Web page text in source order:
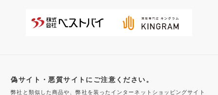
偽サイト・悪質サイトにご注意ください。
弊社と類似した商品や、弊社を装ったインターネットショッピングサイト